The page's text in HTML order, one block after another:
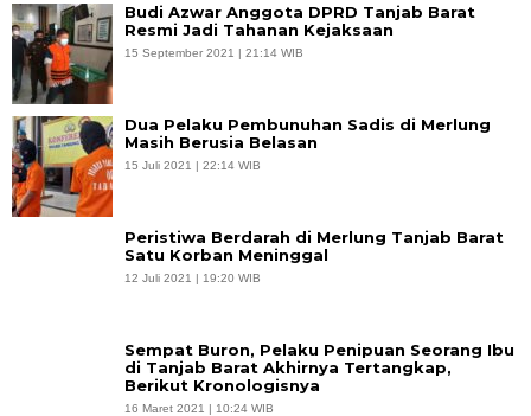
Budi Azwar Anggota DPRD Tanjab Barat
Resmi Jadi Tahanan Kejaksaan
15 September 2021 | 21:14 WIB
Dua Pelaku Pembunuhan Sadis di Merlung
Masih Berusia Belasan
15 Juli 2021 | 22:14 WIB
Peristiwa Berdarah di Merlung Tanjab Barat
Satu Korban Meninggal
12 Juli 2021 | 19:20 WIB
Sempat Buron, Pelaku Penipuan Seorang Ibu
di Tanjab Barat Akhirnya Tertangkap,
Berikut Kronologisnya
16 Maret 2021 | 10:24 WIB